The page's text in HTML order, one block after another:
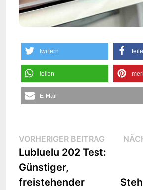
twittern
teilen
E-Mail
Beitrags-
Navigation
VORHERIGER BEITRAG
Beitrag:
Lubluelu 202 Test:
Günstiger,
freistehender